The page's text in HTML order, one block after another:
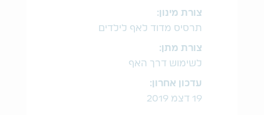
צורת מינון:
תרסיס מדוד לאף לילדים
צורת מתן:
לשימוש דרך האף
עדכון אחרון:
19 דצמ 2019